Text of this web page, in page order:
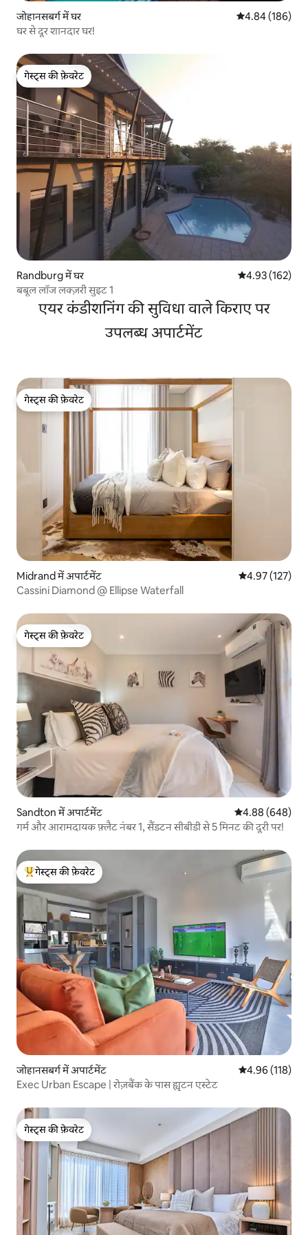
जोहानसबर्ग में घर औसत रेटिंग 5 में से
4.84 (186)
घर से दूर शानदार घर!
गेस्ट्स की फ़ेवरेट
गेस्ट्स की फ़ेवरेट
Randburg में घर औसत रेटिंग 5 में से
4.93 (162)
बबूल लॉज लक्ज़री सुइट 1
एयर कंडीशनिंग की सुविधा वाले किराए पर
उपलब्ध अपार्टमेंट
गेस्ट्स की फ़ेवरेट
गेस्ट्स की फ़ेवरेट
Midrand में अपार्टमेंट औसत रेटिंग 5 में से
4.97 (127)
Cassini Diamond @ Ellipse Waterfall
गेस्ट्स की फ़ेवरेट
गेस्ट्स की फ़ेवरेट
Sandton में अपार्टमेंट औसत रेटिंग 5 में से
4.88 (648)
गर्म और आरामदायक फ़्लैट नंबर 1, सैंडटन सीबीडी से 5 मिनट की दूरी पर!
गेस्ट्स का टॉप फ़ेवरेट
गेस्ट्स की फ़ेवरेट
जोहानसबर्ग में अपार्टमेंट औसत रेटिंग 5 में से
4.96 (118)
Exec Urban Escape | रोज़बैंक के पास ह्यूटन एस्टेट
गेस्ट्स की फ़ेवरेट
गेस्ट्स की फ़ेवरेट